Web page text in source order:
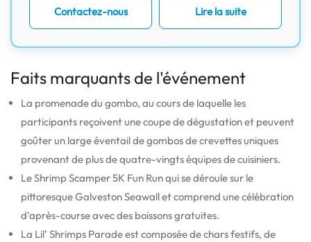
Contactez-nous Lire la suite
Faits marquants de l'événement
La promenade du gombo, au cours de laquelle les
participants reçoivent une coupe de dégustation et peuvent
goûter un large éventail de gombos de crevettes uniques
provenant de plus de quatre-vingts équipes de cuisiniers.
Le Shrimp Scamper 5K Fun Run qui se déroule sur le
pittoresque Galveston Seawall et comprend une célébration
d'après-course avec des boissons gratuites.
La Lil’ Shrimps Parade est composée de chars festifs, de